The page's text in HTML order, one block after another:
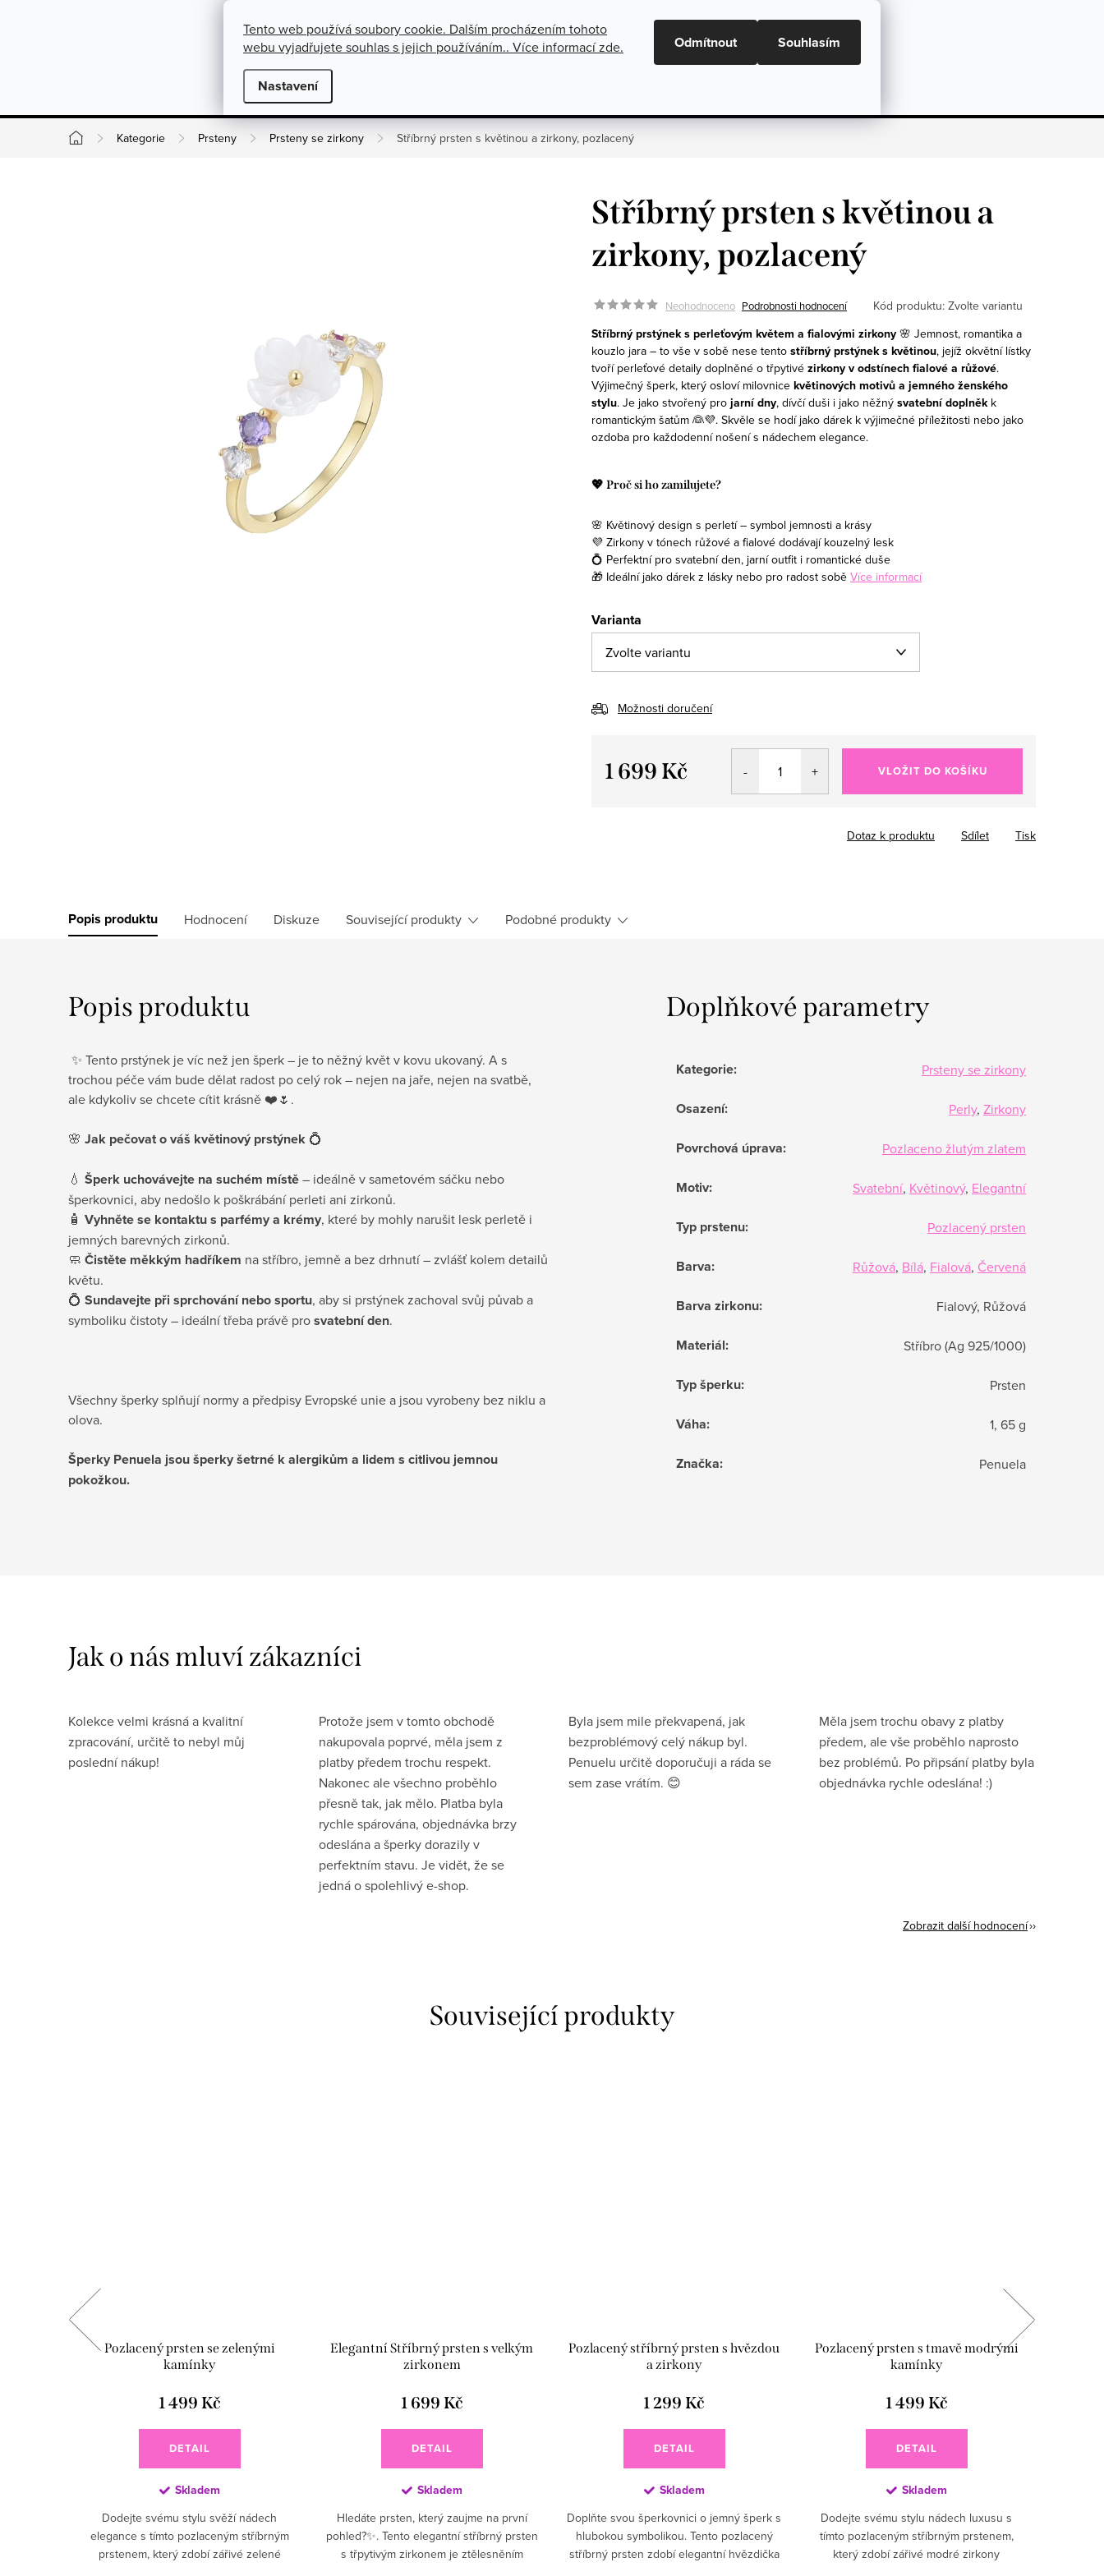
https://cz.pinterest.com/shoppenuela/
Tento web používá soubory cookie. Dalším procházením tohoto
webu vyjadřujete souhlas s jejich používáním.. Více informacízde.
Nastavení
Odmítnout Souhlasím
Podmínky pro výměnu, vrácení a reklamaci Oznámení o zrušení platby dobírkou Všeobecné obchodní podmínky, GDPR a GPSR
Novinky
Domů
Kategorie Prsteny Prsteny se zirkony Stříbrný prsten s květinou a zirkony, pozlacený
Stříbrný prsten s květinou a
zirkony, pozlacený
Neohodnoceno Podrobnosti hodnocení Kód produktu: Zvolte variantu
Stříbrný prstýnek s perleťovým květem a fialovými zirkony 🌸 Jemnost, romantika a
kouzlo jara – to vše v sobě nese tento stříbrný prstýnek s květinou, jejíž okvětní lístky
tvoří perleťové detaily doplněné o třpytivé zirkony v odstínech fialové a růžové.
Výjimečný šperk, který osloví milovnice květinových motivů a jemného ženského
stylu. Je jako stvořený pro jarní dny, dívčí duši i jako něžný svatební doplněkk
romantickým šatům 👰💜. Skvěle se hodí jako dárek k výjimečné příležitosti nebo jako
ozdoba pro každodenní nošení s nádechem elegance.
💖 Proč si ho zamilujete?
🌸 Květinový design s perletí – symbol jemnosti a krásy
💜 Zirkony v tónech růžové a fialové dodávají kouzelný lesk
💍 Perfektní pro svatební den, jarní outfit i romantické duše
🎁 Ideální jako dárek z lásky nebo pro radost sobě Více informací
Varianta
Možnosti doručení
1 699 Kč VLOŽIT DO KOŠÍKU
Tisk
Dotaz k produktu Sdílet
Popis produktu Hodnocení Diskuze Související produkty Podobné produkty
Popis produktu
✨ Tento prstýnek je víc než jen šperk – je to něžný květ v kovu ukovaný. A s
trochou péče vám bude dělat radost po celý rok – nejen na jaře, nejen na svatbě,
ale kdykoliv se chcete cítit krásně ❤️🌷.
🌸 Jak pečovat o váš květinový prstýnek 💍
💧 Šperk uchovávejte na suchém místě– ideálně v sametovém sáčku nebo
šperkovnici, aby nedošlo k poškrábání perleti ani zirkonů.
🧴 Vyhněte se kontaktu s parfémy a krémy, které by mohly narušit lesk perletě i
jemných barevných zirkonů.
🧼 Čistěte měkkým hadříkem na stříbro, jemně a bez drhnutí – zvlášť kolem detailů
květu.
💍 Sundavejte při sprchování nebo sportu, aby si prstýnek zachoval svůj půvab a
symboliku čistoty – ideální třeba právě prosvatební den.
Všechny šperky splňují normy a předpisy Evropské unie a jsou vyrobeny bez niklu a
olova.
Šperky Penuela jsou šperky šetrné k alergikům a lidem s citlivou jemnou
pokožkou.
Doplňkové parametry
Kategorie: Prsteny se zirkony
Osazení: Perly, Zirkony
Povrchová úprava: Pozlaceno žlutým zlatem
Motiv: Svatební, Květinový, Elegantní
Typ prstenu: Pozlacený prsten
Barva: Růžová, Bílá, Fialová, Červená
Barva zirkonu: Fialový, Růžová
Materiál: Stříbro (Ag 925/1000)
Typ šperku: Prsten
Váha: 1, 65 g
Značka: Penuela
Kolekce velmi krásná a kvalitní
zpracování, určitě to nebyl můj
poslední nákup!
Protože jsem v tomto obchodě
nakupovala poprvé, měla jsem z
platby předem trochu respekt.
Nakonec ale všechno proběhlo
přesně tak, jak mělo. Platba byla
rychle spárována, objednávka brzy
odeslána a šperky dorazily v
perfektním stavu. Je vidět, že se
jedná o spolehlivý e-shop.
Byla jsem mile překvapená, jak
bezproblémový celý nákup byl.
Penuelu určitě doporučuji a ráda se
sem zase vrátím. 😊
Měla jsem trochu obavy z platby
předem, ale vše proběhlo naprosto
bez problémů. Po připsání platby byla
objednávka rychle odeslána! :)
Zobrazit další hodnocení
Související produkty
Pozlacený prsten se zelenými
kamínky
1 499 Kč
DETAIL
Skladem
Dodejte svému stylu svěží nádech
elegance s tímto pozlaceným stříbrným
prstenem, který zdobí zářivé zelené
Elegantní Stříbrný prsten s velkým
zirkonem
1 699 Kč
DETAIL
Skladem
Hledáte prsten, který zaujme na první
pohled?✨. Tento elegantní stříbrný prsten
s třpytivým zirkonem je ztělesněním
Pozlacený stříbrný prsten s hvězdou
a zirkony
1 299 Kč
DETAIL
Skladem
Doplňte svou šperkovnici o jemný šperk s
hlubokou symbolikou. Tento pozlacený
stříbrný prsten zdobí elegantní hvězdička
Pozlacený prsten s tmavě modrými
kamínky
1 499 Kč
DETAIL
Skladem
Dodejte svému stylu nádech luxusu s
tímto pozlaceným stříbrným prstenem,
který zdobí zářivé modré zirkony